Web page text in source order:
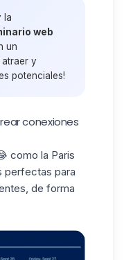
la
web
un
y
potenciales!
conexiones
como la Paris
perfectas para
de forma